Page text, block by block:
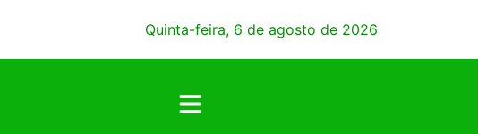
Quinta-feira, 6 de agosto de 2026